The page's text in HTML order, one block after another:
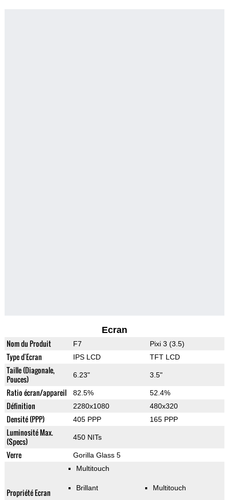
Ecran
Nom du Produit F7 Pixi 3 (3.5)
Type d'Ecran IPS LCD TFT LCD
Taille (Diagonale,
Pouces)
6.23" 3.5"
Ratio écran/appareil 82.5% 52.4%
Définition 2280x1080 480x320
Densité (PPP) 405 PPP 165 PPP
Luminosité Max.
(Specs)
450 NITs
Verre Gorilla Glass 5
Propriété Ecran
Multitouch
Brillant Multitouch